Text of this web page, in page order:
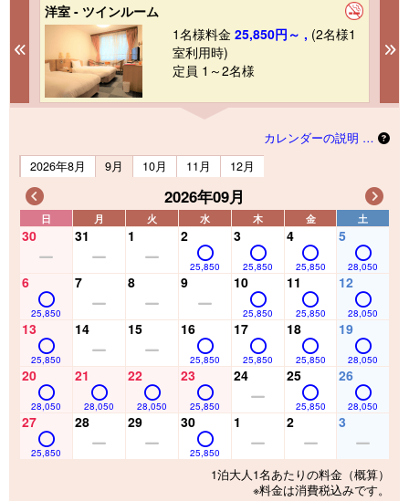
Previous
洋室 - ツインルーム
1名様料金 25,850円～ , (2名様1
室利用時)
定員 1～2名様
カレンダーの説明 …
2026年8月
9月 10月 11月 12月
2026年09月
日 月 火 水 木 金 土
30 31 1 2
25,850
3
25,850
4
25,850
5
28,050
6
25,850
7 8 9 10
25,850
11
25,850
12
28,050
13
25,850
14 15 16
25,850
17
25,850
18
25,850
19
28,050
20
28,050
21
28,050
22
28,050
23
25,850
24 25
25,850
26
28,050
27
25,850
28 29 30
25,850
1 2 3
1泊大人1名あたりの料金（概算）
※料金は消費税込みです。